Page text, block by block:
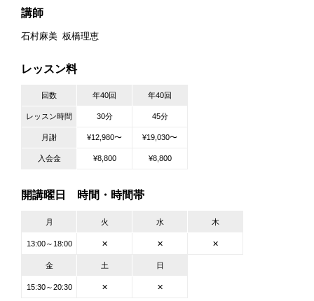
講師
石村麻美 板橋理恵
レッスン料
回数 年40回 年40回
レッスン時間 30分 45分
月謝 ¥12,980〜 ¥19,030〜
入会金 ¥8,800 ¥8,800
開講曜日 時間・時間帯
月 火 水 木
13:00～18:00 ✕ ✕ ✕
金 土 日
15:30～20:30 ✕ ✕